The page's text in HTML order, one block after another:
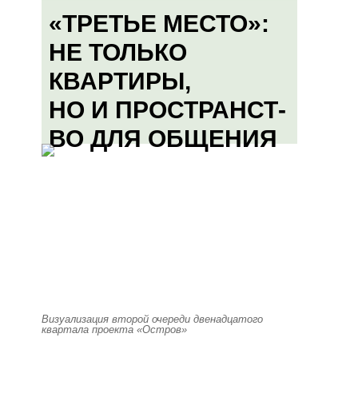
«ТРЕТЬЕ МЕСТО»:
НЕ ТОЛЬКО
КВАРТИРЫ,
НО И ПРОСТРАНСТ-
ВО ДЛЯ ОБЩЕНИЯ
Визуализация второй очереди двенадцатого
квартала проекта «Остров»